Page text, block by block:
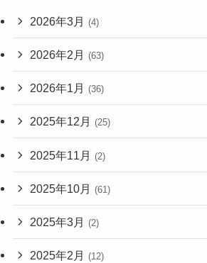
2026年3月 (4)
2026年2月 (63)
2026年1月 (36)
2025年12月 (25)
2025年11月 (2)
2025年10月 (61)
2025年3月 (2)
2025年2月 (12)